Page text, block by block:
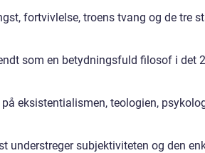
fortvivlelse, troens tvang og de tre
som en betydningsfuld filosof i det
eksistentialismen, teologien,
understreger subjektiviteten og den